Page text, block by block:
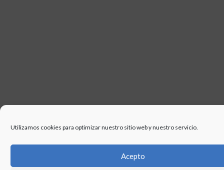
Utilizamos cookies para optimizar nuestro sitio web y nuestro servicio.
Acepto